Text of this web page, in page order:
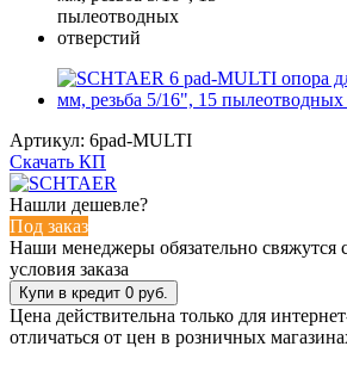
Артикул: 6pad-MULTI
Скачать КП
Нашли дешевле?
Под заказ
Наши менеджеры обязательно свяжутся
условия заказа
Цена действительна только для
отличаться от цен в розничных